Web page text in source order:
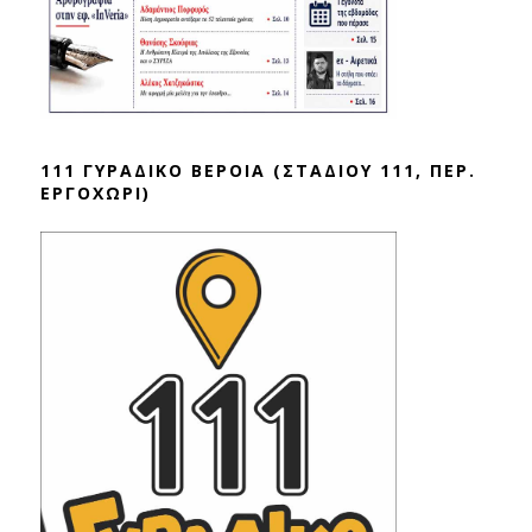
111 ΓΥΡΑΔΙΚΟ ΒΕΡΟΙΑ (ΣΤΑΔΙΟΥ 111, ΠΕΡ.
ΕΡΓΟΧΩΡΙ)